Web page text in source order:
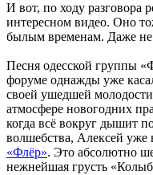
И вот, по ходу разговора
интересном видео. Оно
былым временам. Даже не
Песня одесской группы
форуме однажды уже
своей ушедшей
атмосфере новогодних
когда всё вокруг дышит
волшебства, Алексей
«Флёр». Это абсолютно
нежнейшая грусть